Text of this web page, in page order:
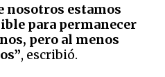
nosotros estamos
para permanecer
pero al menos
, escribió.